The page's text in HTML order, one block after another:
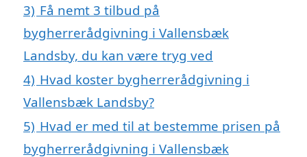
3) Få nemt 3 tilbud på
bygherrerådgivning i Vallensbæk
Landsby, du kan være tryg ved
4) Hvad koster bygherrerådgivning i
Vallensbæk Landsby?
5) Hvad er med til at bestemme prisen på
bygherrerådgivning i Vallensbæk